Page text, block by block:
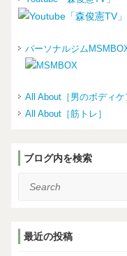
パーソナルジム
All About［男のボディケ
All About［筋トレ］
ブログ内を検索
Search
最近の投稿